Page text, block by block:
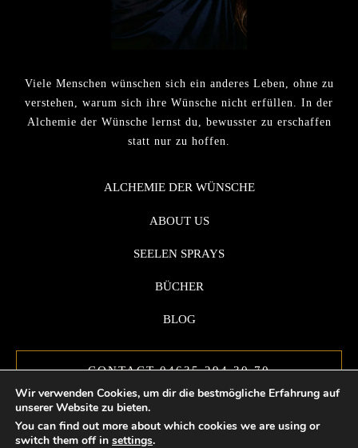
Viele Menschen wünschen sich ein anderes Leben, ohne zu
verstehen, warum sich ihre Wünsche nicht erfüllen. In der
Alchemie der Wünsche lernst du, bewusster zu erschaffen
statt nur zu hoffen.
ALCHEMIE DER WÜNSCHE
ABOUT US
SEELEN SPRAYS
BÜCHER
BLOG
CONTACT 04635 294 30 70
Wir verwenden Cookies, um dir die bestmögliche Erfahrung auf
unserer Website zu bieten.
You can find out more about which cookies we are using or
switch them off in settings.